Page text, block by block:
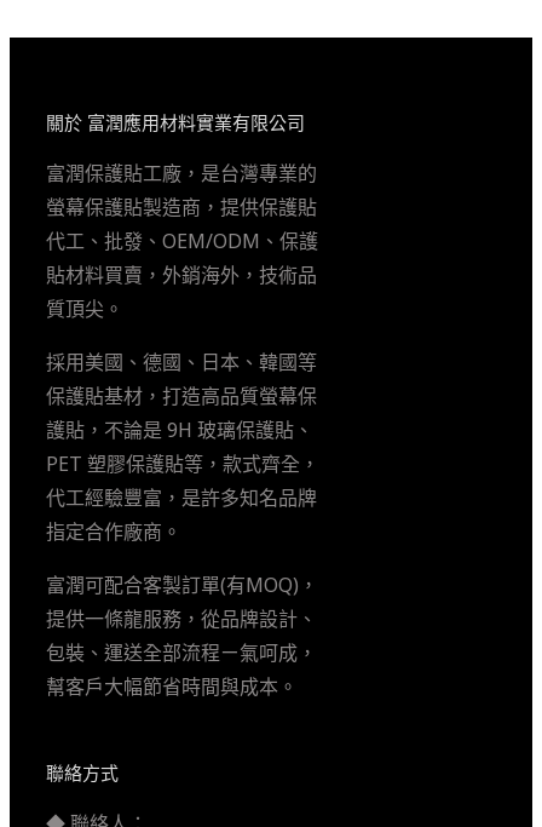
關於 富潤應用材料實業有限公司
富潤保護貼工廠，是台灣專業的
螢幕保護貼製造商，提供保護貼
代工、批發、OEM/ODM、保護
貼材料買賣，外銷海外，技術品
質頂尖。
採用美國、德國、日本、韓國等
保護貼基材，打造高品質螢幕保
護貼，不論是 9H 玻璃保護貼、
PET 塑膠保護貼等，款式齊全，
代工經驗豐富，是許多知名品牌
指定合作廠商。
富潤可配合客製訂單(有MOQ)，
提供一條龍服務，從品牌設計、
包裝、運送全部流程ㄧ氣呵成，
幫客戶大幅節省時間與成本。
聯絡方式